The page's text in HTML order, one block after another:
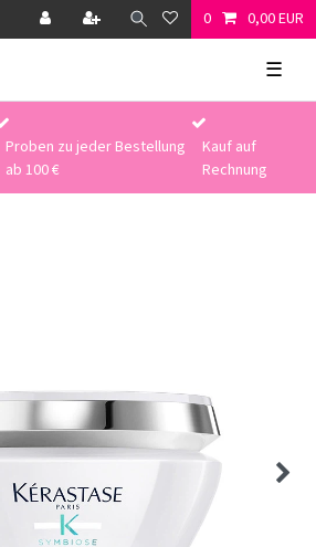
0 0,00 EUR
☰
Proben zu jeder Bestellung
ab 100 €
Kauf auf
Rechnung